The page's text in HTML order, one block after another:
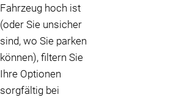
Fahrzeug hoch ist
(oder Sie unsicher
sind, wo Sie parken
können), filtern Sie
Ihre Optionen
sorgfältig bei